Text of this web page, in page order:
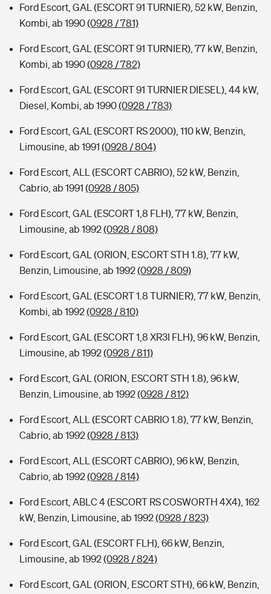
Ford Escort, GAL (ESCORT 91 TURNIER), 52 kW, Benzin,
Kombi, ab 1990(0928 / 781)
Ford Escort, GAL (ESCORT 91 TURNIER), 77 kW, Benzin,
Kombi, ab 1990(0928 / 782)
Ford Escort, GAL (ESCORT 91 TURNIER DIESEL), 44 kW,
Diesel, Kombi, ab 1990(0928 / 783)
Ford Escort, GAL (ESCORT RS 2000), 110 kW, Benzin,
Limousine, ab 1991 (0928 / 804)
Ford Escort, ALL (ESCORT CABRIO), 52 kW, Benzin,
Cabrio, ab 1991 (0928 / 805)
Ford Escort, GAL (ESCORT 1,8 FLH), 77 kW, Benzin,
Limousine, ab 1992(0928 / 808)
Ford Escort, GAL (ORION, ESCORT STH 1.8), 77 kW,
Benzin, Limousine, ab 1992(0928 / 809)
Ford Escort, GAL (ESCORT 1.8 TURNIER), 77 kW, Benzin,
Kombi, ab 1992(0928 / 810)
Ford Escort, GAL (ESCORT 1,8 XR3I FLH), 96 kW, Benzin,
Limousine, ab 1992(0928 / 811)
Ford Escort, GAL (ORION, ESCORT STH 1.8), 96 kW,
Benzin, Limousine, ab 1992(0928 / 812)
Ford Escort, ALL (ESCORT CABRIO 1.8), 77 kW, Benzin,
Cabrio, ab 1992(0928 / 813)
Ford Escort, ALL (ESCORT CABRIO), 96 kW, Benzin,
Cabrio, ab 1992(0928 / 814)
Ford Escort, ABLC 4 (ESCORT RS COSWORTH 4X4), 162
kW, Benzin, Limousine, ab 1992(0928 / 823)
Ford Escort, GAL (ESCORT FLH), 66 kW, Benzin,
Limousine, ab 1992(0928 / 824)
Ford Escort, GAL (ORION, ESCORT STH), 66 kW, Benzin,